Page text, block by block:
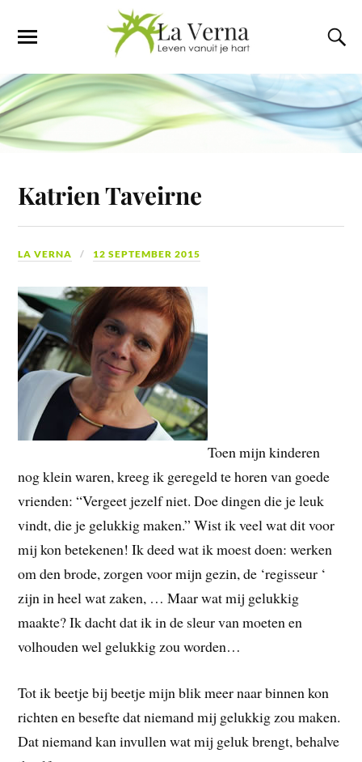
Katrien Taveirne
LA VERNA 12 SEPTEMBER 2015
Toen mijn kinderen
nog klein waren, kreeg ik geregeld te horen van goede
vrienden: “Vergeet jezelf niet. Doe dingen die je leuk
vindt, die je gelukkig maken.”Wist ik veel wat dit voor
mij kon betekenen! Ik deed wat ik moest doen: werken
om den brode, zorgen voor mijn gezin, de ‘regisseur ‘
zijn in heel wat zaken, … Maar wat mij gelukkig
maakte? Ik dacht dat ik in de sleur van moeten en
volhouden wel gelukkig zou worden…
Tot ik beetje bij beetje mijn blik meer naar binnen kon
richten en besefte dat niemand mij gelukkig zou maken.
Dat niemand kan invullen wat mij geluk brengt, behalve